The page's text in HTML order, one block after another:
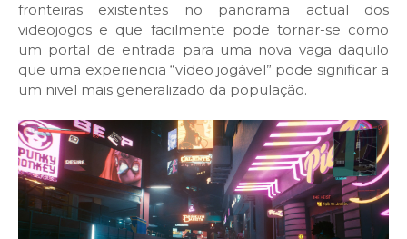
fronteiras existentes no panorama actual dos
videojogos e que facilmente pode tornar-se como
um portal de entrada para uma nova vaga daquilo
que uma experiencia “vídeo jogável” pode significar a
um nivel mais generalizado da população.